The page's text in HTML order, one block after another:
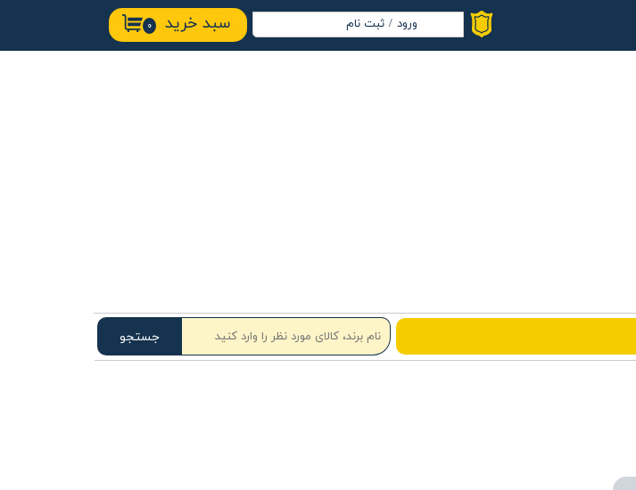
۰ سبد خرید ورود / ثبت نام
حساب کاربری من
جستجو